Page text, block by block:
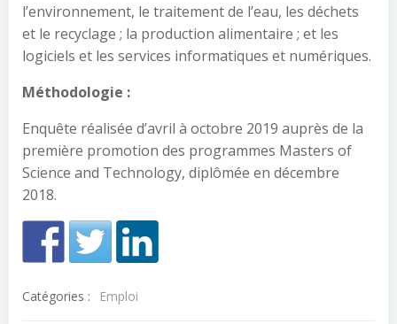
l’environnement, le traitement de l’eau, les déchets
et le recyclage ; la production alimentaire ; et les
logiciels et les services informatiques et numériques.
Méthodologie :
Enquête réalisée d’avril à octobre 2019 auprès de la
première promotion des programmes Masters of
Science and Technology, diplômée en décembre
2018.
Catégories : Emploi